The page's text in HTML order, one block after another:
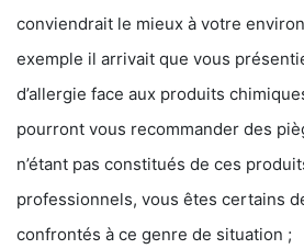
conviendrait le mieux à votre
exemple il arrivait que vous
d’allergie face aux produits
pourront vous recommander des
n’étant pas constitués de ces
professionnels, vous êtes certains
confrontés à ce genre de situation ;